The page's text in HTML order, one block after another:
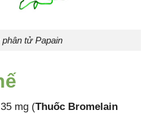
tử Papain
mg (Thuốc Bromelain